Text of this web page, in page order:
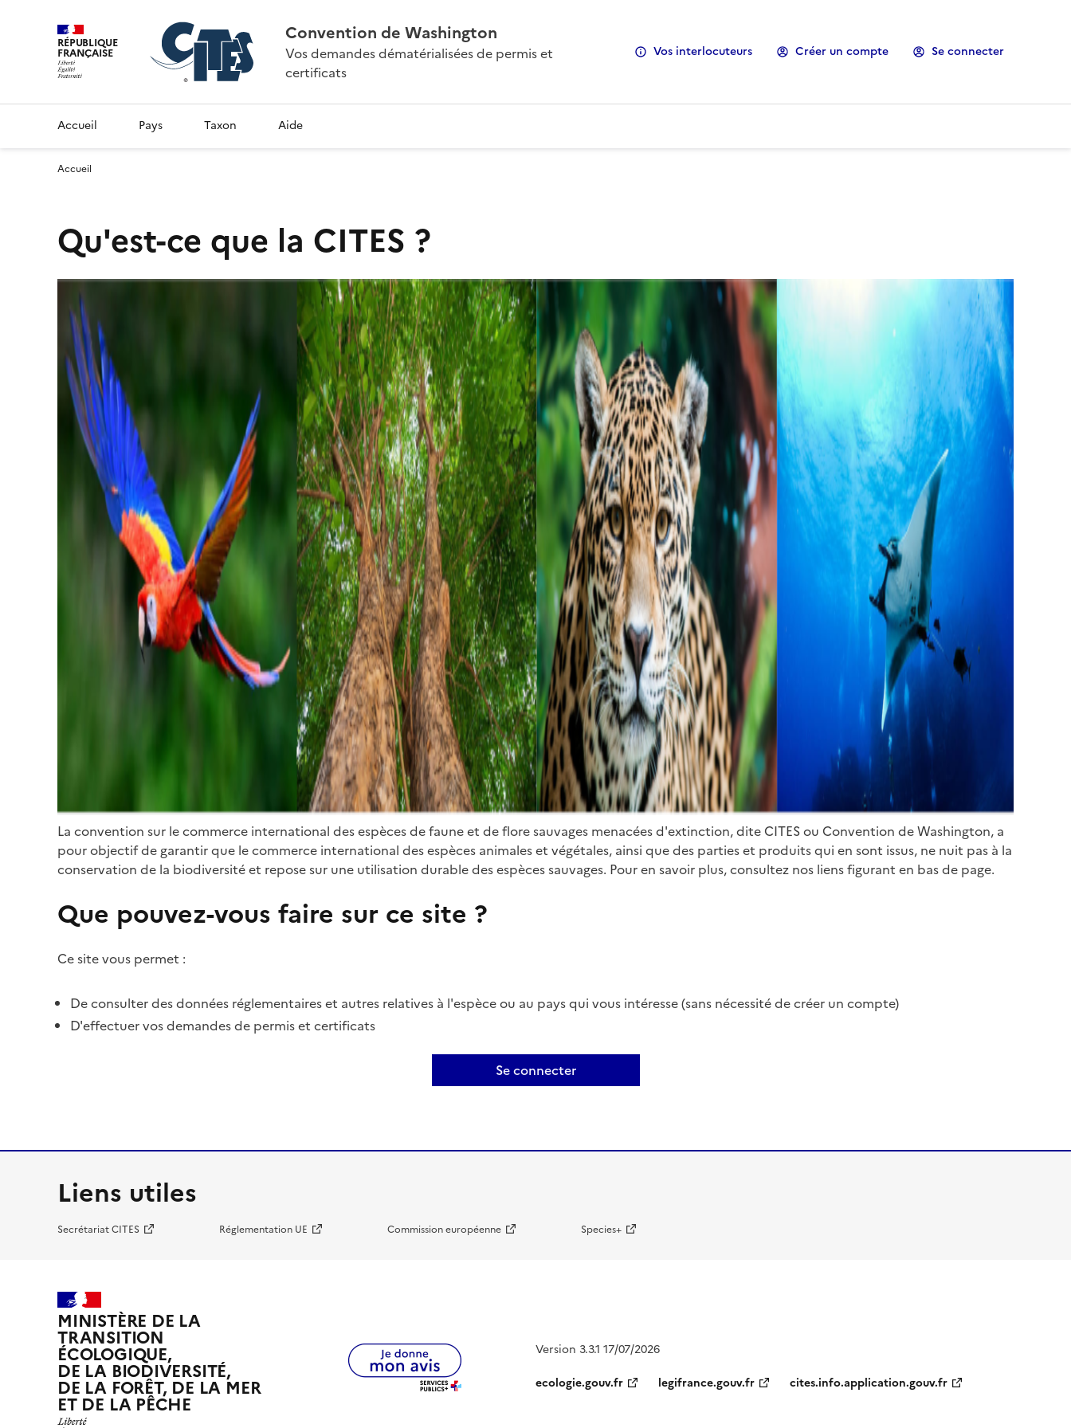
RÉPUBLIQUE
FRANÇAISE
Convention de Washington
Vos demandes dématérialisées de permis et
certificats
Vos interlocuteurs Créer un compte Se connecter
Accueil Pays Taxon Aide
Accueil
Qu'est-ce que la CITES ?
La convention sur le commerce international des espèces de faune et de flore sauvages menacées d'extinction, dite CITES ou Convention de Washington, a
pour objectif de garantir que le commerce international des espèces animales et végétales, ainsi que des parties et produits qui en sont issus, ne nuit pas à la
conservation de la biodiversité et repose sur une utilisation durable des espèces sauvages. Pour en savoir plus, consultez nos liens figurant en bas de page.
Que pouvez-vous faire sur ce site ?
Ce site vous permet :
De consulter des données réglementaires et autres relatives à l'espèce ou au pays qui vous intéresse (sans nécessité de créer un compte)
D'effectuer vos demandes de permis et certificats
Se connecter
Liens utiles
Secrétariat CITES Réglementation UE Commission européenne Species+
MINISTÈRE DE LA
TRANSITION
ÉCOLOGIQUE,
DE LA BIODIVERSITÉ,
DE LA FORÊT, DE LA MER
ET DE LA PÊCHE
Version 3.3.1 17/07/2026
ecologie.gouv.fr
legifrance.gouv.fr cites.info.application.gouv.fr